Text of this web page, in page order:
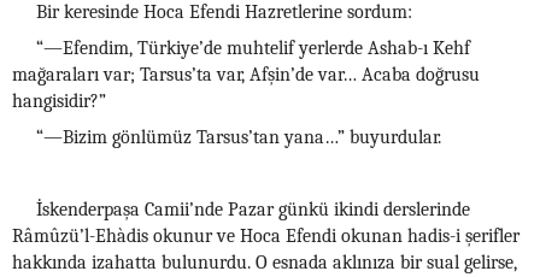
Bir keresinde Hoca Efendi Hazretlerine sordum:
“—Efendim, Türkiye’de muhtelif yerlerde Ashab-ı Kehf
mağaraları var; Tarsus’ta var, Afşin’de var… Acaba doğrusu
hangisidir?”
“—Bizim gönlümüz Tarsus’tan yana…” buyurdular.
İskenderpaşa Camii’nde Pazar günkü ikindi derslerinde
Râmûzü’l-Ehàdis okunur ve Hoca Efendi okunan hadis-i şerifler
hakkında izahatta bulunurdu. O esnada aklınıza bir sual gelirse,